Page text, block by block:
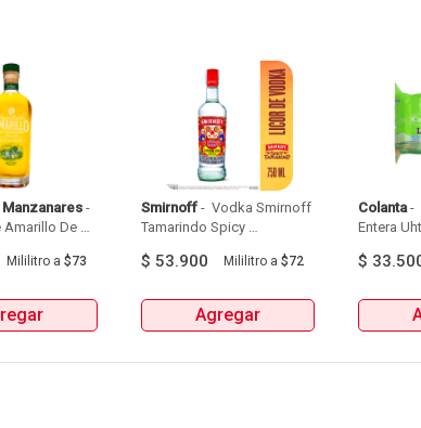
-
Amarillo De
Mililitro a$73
Smirnoff - Vodka Smirnoff
Tamarindo Spicy
$ 53.900 Mililitro a$72
Agregar
Colanta -
Entera
$